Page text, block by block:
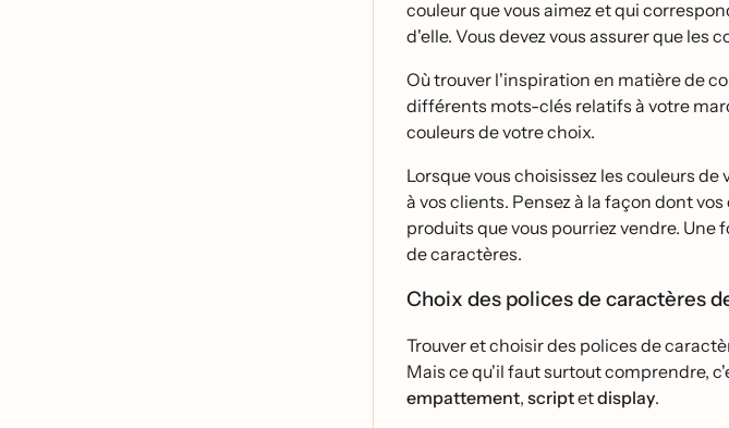
couleur que vous aimez et qui
d'elle. Vous devez vous assurer que les
Où trouver l'inspiration en matière de
différents mots-clés relatifs à votre
couleurs de votre choix.
Lorsque vous choisissez les couleurs
à vos clients. Pensez à la façon dont
produits que vous pourriez vendre. Une
de caractères.
Choix des polices de caractères
Trouver et choisir des polices de
Mais ce qu'il faut surtout comprendre,
empattement, scriptetdisplay.